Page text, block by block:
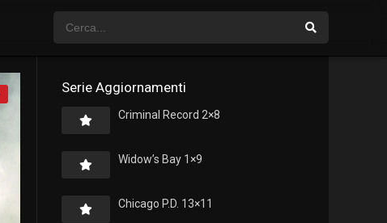
Serie Aggiornamenti
Criminal Record 2×8
Widow’s Bay 1×9
Chicago P.D. 13×11